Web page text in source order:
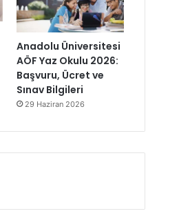
Anadolu Üniversitesi
AÖF Yaz Okulu 2026:
Başvuru, Ücret ve
Sınav Bilgileri
29 Haziran 2026